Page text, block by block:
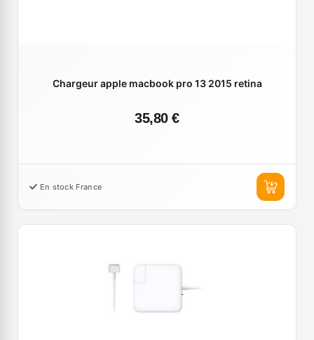
Chargeur apple macbook pro 13 2015 retina
35,80 €
En stock France